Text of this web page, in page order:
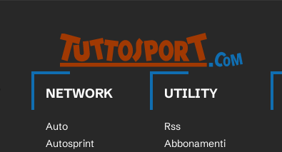
NETWORK
Auto
Autosprint
UTILITY
Rss
Abbonamenti